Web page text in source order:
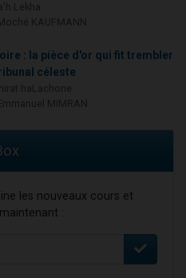
: la pièce d'or qui fit trembler
céleste
les nouveaux cours et
: